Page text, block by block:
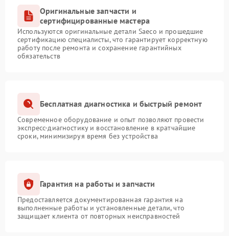
Оригинальные запчасти и
сертифицированные мастера
Используются оригинальные детали Saeco и прошедшие
сертификацию специалисты, что гарантирует корректную
работу после ремонта и сохранение гарантийных
обязательств
Бесплатная диагностика и быстрый ремонт
Современное оборудование и опыт позволяют провести
экспресс-диагностику и восстановление в кратчайшие
сроки, минимизируя время без устройства
Гарантия на работы и запчасти
Предоставляется документированная гарантия на
выполненные работы и установленные детали, что
защищает клиента от повторных неисправностей